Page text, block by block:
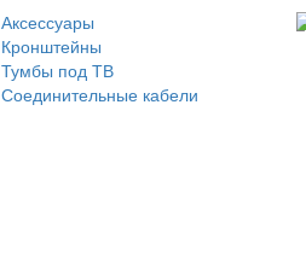
Аксессуары
Кронштейны
Тумбы под ТВ
Соединительные кабели